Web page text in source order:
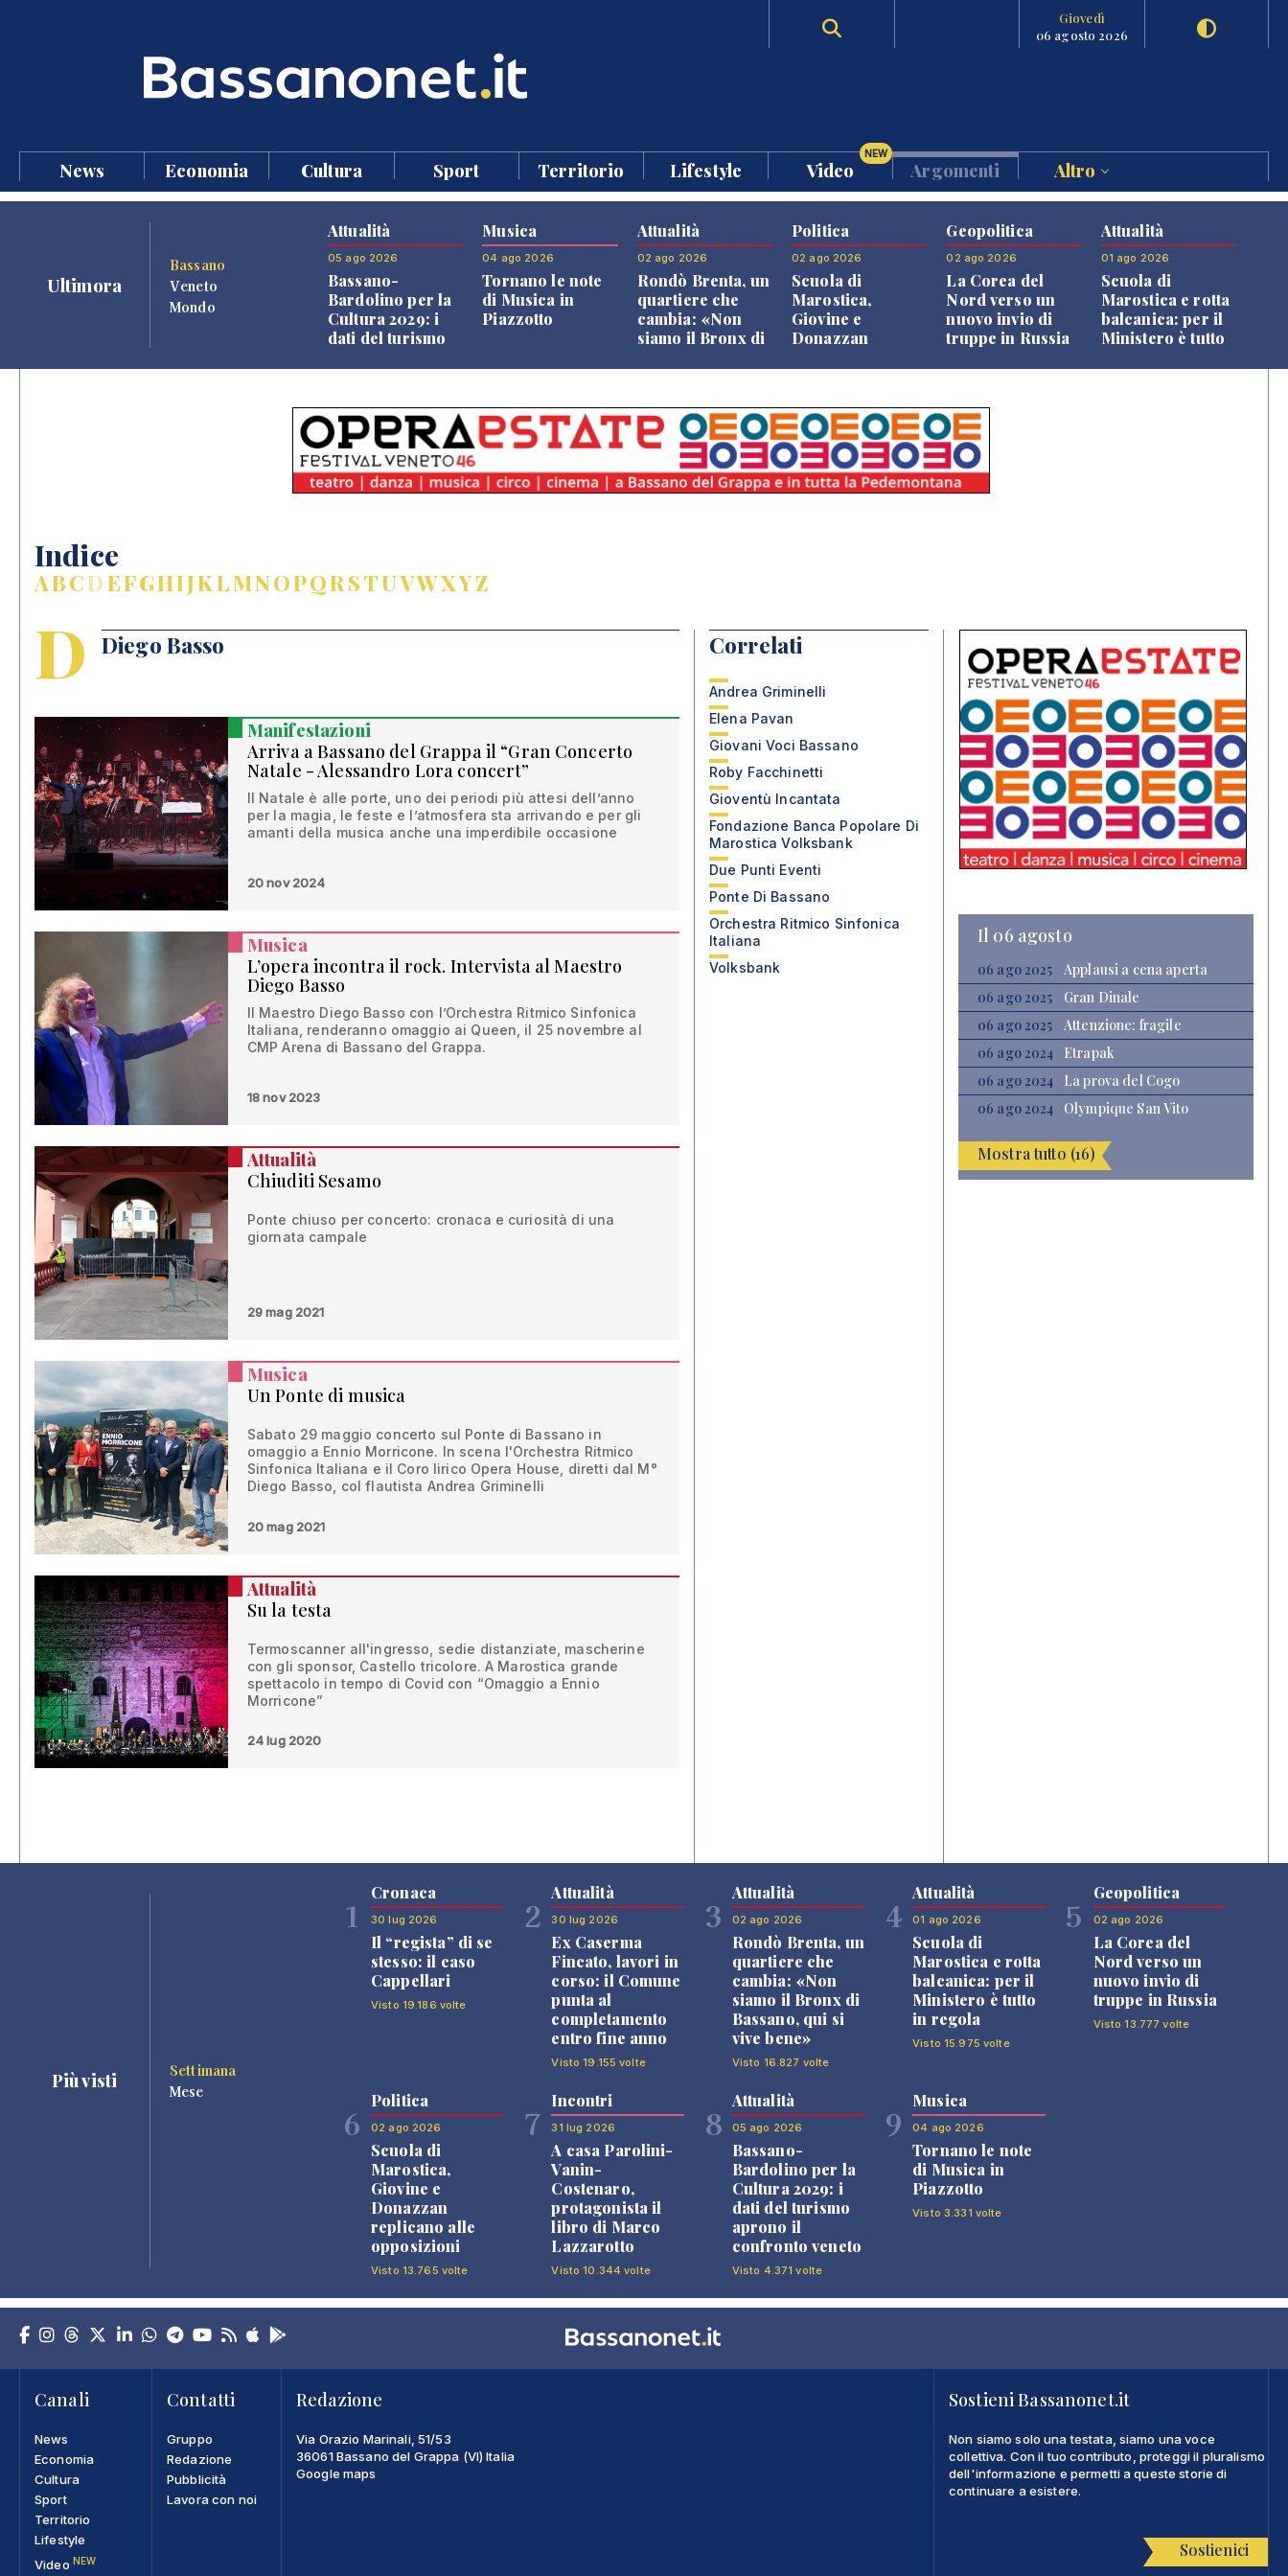
Giovedì
06 agosto 2026
News Economia Cultura Sport Territorio Lifestyle Video
NEW
Argomenti Altro
Ultimora
Bassano
Veneto
Mondo
Attualità
05 ago 2026
Bassano-
Bardolino per la
Cultura 2029: i
dati del turismo
Musica
04 ago 2026
Tornano le note
di Musica in
Piazzotto
Attualità
02 ago 2026
Rondò Brenta, un
quartiere che
cambia: «Non
siamo il Bronx di
Politica
02 ago 2026
Scuola di
Marostica,
Giovine e
Donazzan
Geopolitica
02 ago 2026
La Corea del
Nord verso un
nuovo invio di
truppe in Russia
Attualità
01 ago 2026
Scuola di
Marostica e rotta
balcanica: per il
Ministero è tutto
Indice
ABCDEFGHIJKLMNOPQRSTUVWXYZ
D Diego Basso
Manifestazioni
Arriva a Bassano del Grappa il “Gran Concerto
Natale - Alessandro Lora concert”
Il Natale è alle porte, uno dei periodi più attesi dell’anno
per la magia, le feste e l’atmosfera sta arrivando e per gli
amanti della musica anche una imperdibile occasione
20 nov 2024
Musica
L’opera incontra il rock. Intervista al Maestro
Diego Basso
Il Maestro Diego Basso con l’Orchestra Ritmico Sinfonica
Italiana, renderanno omaggio ai Queen, il 25 novembre al
CMP Arena di Bassano del Grappa.
18 nov 2023
Attualità
Chiuditi Sesamo
Ponte chiuso per concerto: cronaca e curiosità di una
giornata campale
29 mag 2021
Musica
Un Ponte di musica
Sabato 29 maggio concerto sul Ponte di Bassano in
omaggio a Ennio Morricone. In scena l'Orchestra Ritmico
Sinfonica Italiana e il Coro lirico Opera House, diretti dal M°
Diego Basso, col flautista Andrea Griminelli
20 mag 2021
Attualità
Su la testa
Termoscanner all'ingresso, sedie distanziate, mascherine
con gli sponsor, Castello tricolore. A Marostica grande
spettacolo in tempo di Covid con “Omaggio a Ennio
Morricone”
24 lug 2020
Correlati
Andrea Griminelli
Elena Pavan
Giovani Voci Bassano
Roby Facchinetti
Gioventù Incantata
Fondazione Banca Popolare Di
Marostica Volksbank
Due Punti Eventi
Ponte Di Bassano
Orchestra Ritmico Sinfonica
Italiana
Volksbank
Il 06 agosto
06 ago 2025
Applausi a cena aperta
06 ago 2025
Gran Dinale
06 ago 2025
Attenzione: fragile
06 ago 2024
Etrapak
06 ago 2024
La prova del Cogo
06 ago 2024
Olympique San Vito
Mostra tutto (16)
Più visti
Settimana
Mese
1
Cronaca
30 lug 2026
Il “regista” di se
stesso: il caso
Cappellari
Visto 19.186 volte
2
Attualità
30 lug 2026
Ex Caserma
Fincato, lavori in
corso: il Comune
punta al
completamento
entro fine anno
Visto 19.155 volte
3
Attualità
02 ago 2026
Rondò Brenta, un
quartiere che
cambia: «Non
siamo il Bronx di
Bassano, qui si
vive bene»
Visto 16.827 volte
4
Attualità
01 ago 2026
Scuola di
Marostica e rotta
balcanica: per il
Ministero è tutto
in regola
Visto 15.975 volte
5
Geopolitica
02 ago 2026
La Corea del
Nord verso un
nuovo invio di
truppe in Russia
Visto 13.777 volte
6
Politica
02 ago 2026
Scuola di
Marostica,
Giovine e
Donazzan
replicano alle
opposizioni
Visto 13.765 volte
7
Incontri
31 lug 2026
A casa Parolini-
Vanin-
Costenaro,
protagonista il
libro di Marco
Lazzarotto
Visto 10.344 volte
8
Attualità
05 ago 2026
Bassano-
Bardolino per la
Cultura 2029: i
dati del turismo
aprono il
confronto veneto
Visto 4.371 volte
9
Musica
04 ago 2026
Tornano le note
di Musica in
Piazzotto
Visto 3.331 volte
Canali
News
Economia
Cultura
Sport
Territorio
Lifestyle
Video NEW
Contatti
Gruppo
Redazione
Pubblicità
Lavora con noi
Redazione
Via Orazio Marinali, 51/53
36061 Bassano del Grappa (VI) Italia
Google maps
Sostieni Bassanonet.it
Non siamo solo una testata, siamo una voce
collettiva. Con il tuo contributo, proteggi il pluralismo
dell'informazione e permetti a queste storie di
continuare a esistere.
Sostienici